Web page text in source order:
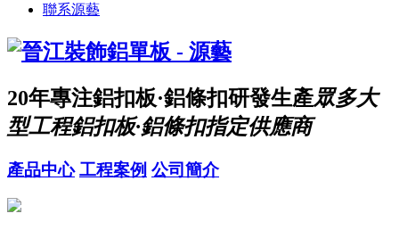
聯系源藝
20年專注鋁扣板·鋁條扣研發生產眾多大
型工程鋁扣板·鋁條扣指定供應商
產品中心 工程案例 公司簡介